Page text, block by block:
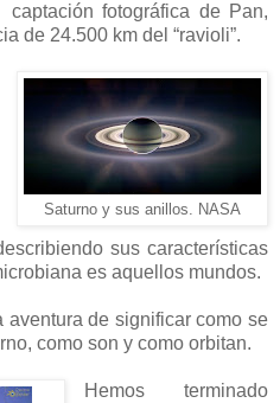
captación fotográfica de Pan,
de 24.500 km del “ravioli”.
Saturno y sus anillos. NASA
sus características
es aquellos mundos.
aventura de significar como se
como son y como orbitan.
Hemos terminado